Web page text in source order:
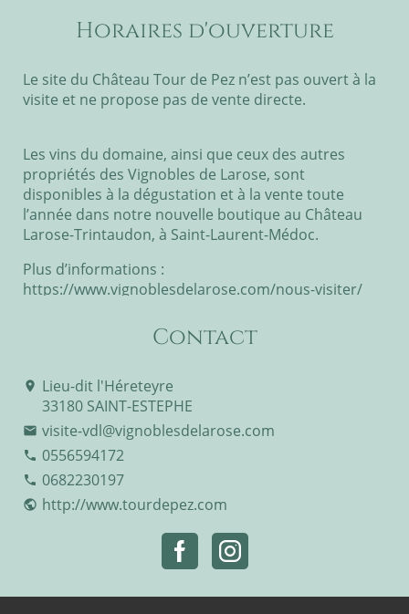
Horaires d'ouverture
Le site du Château Tour de Pez n’est pas ouvert à la
visite et ne propose pas de vente directe.
Les vins du domaine, ainsi que ceux des autres
propriétés des Vignobles de Larose, sont
disponibles à la dégustation et à la vente toute
l’année dans notre nouvelle boutique au Château
Larose-Trintaudon, à Saint-Laurent-Médoc.
Plus d’informations :
https://www.vignoblesdelarose.com/nous-visiter/
Contact
place Lieu-dit l'Héreteyre
33180 SAINT-ESTEPHE
email visite-vdl@vignoblesdelarose.com
phone 0556594172
phone 0682230197
public http://www.tourdepez.com